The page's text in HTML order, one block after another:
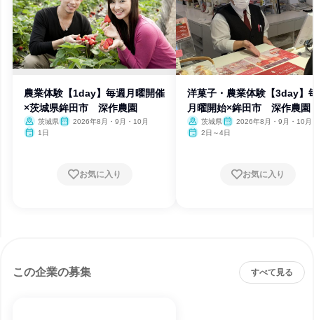
農業体験【1day】毎週月曜開催
×茨城県鉾田市 深作農園
茨城県
2026年8月・9月・10月
1日
お気に入り
洋菓子・農業体験【3day】
月曜開始×鉾田市 深作農園
茨城県
2026年8月・9月・10月
2日～4日
お気に入り
この企業の募集 すべて見る